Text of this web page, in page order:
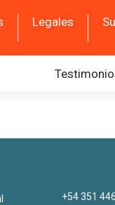
Legales
+54 351